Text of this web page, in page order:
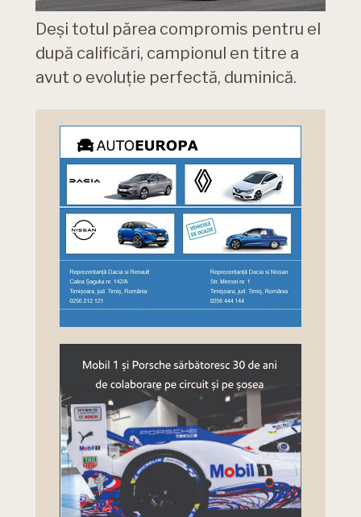
Deși totul părea compromis pentru el
după calificări, campionul en titre a
avut o evoluție perfectă, duminică.